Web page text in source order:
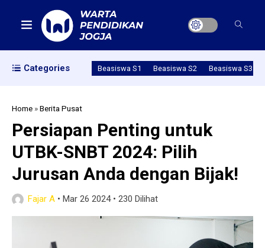
Categories Beasiswa S1 Beasiswa S2 Beasiswa S3
Home »Berita Pusat
Persiapan Penting untuk
UTBK-SNBT 2024: Pilih
Jurusan Anda dengan Bijak!
Fajar A • Mar 26 2024• 230 Dilihat